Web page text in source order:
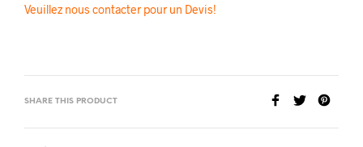
Veuillez nous contacter pour un Devis!
SHARE THIS PRODUCT